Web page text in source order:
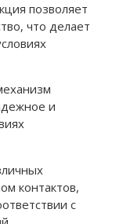
позволяет
что делает
и
контактов,
с